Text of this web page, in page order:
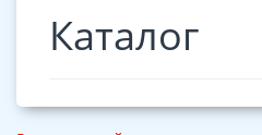
Каталог